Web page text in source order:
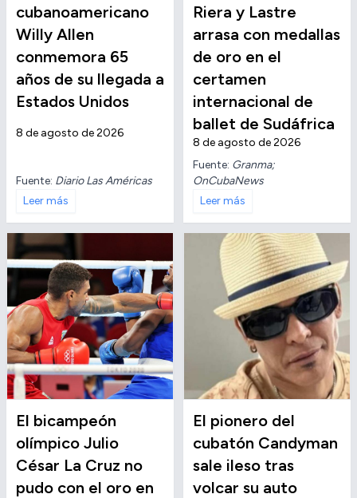
cubanoamericano
Willy Allen
conmemora 65
años de su llegada a
Estados Unidos
8 de agosto de 2026
Fuente: Diario Las Américas
Leer más
Riera y Lastre
arrasa con medallas
de oro en el
certamen
internacional de
ballet de Sudáfrica
8 de agosto de 2026
Fuente: Granma;
OnCubaNews
Leer más
El bicampeón
olímpico Julio
César La Cruz no
pudo con el oro en
El pionero del
cubatón Candyman
sale ileso tras
volcar su auto